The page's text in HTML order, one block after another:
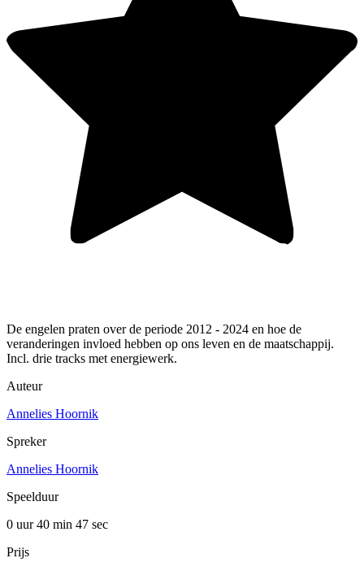
De engelen praten over de periode 2012 - 2024 en hoe de
veranderingen invloed hebben op ons leven en de maatschappij.
Incl. drie tracks met energiewerk.
Auteur
Annelies Hoornik
Spreker
Annelies Hoornik
Speelduur
0 uur 40 min 47 sec
Prijs